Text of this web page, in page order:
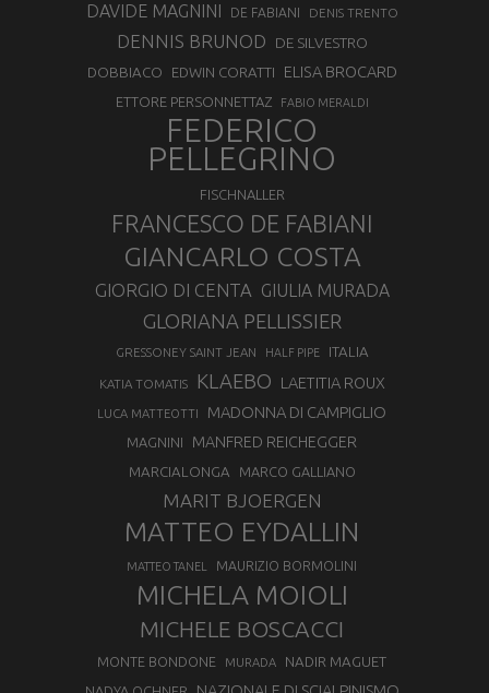
DAVIDE MAGNINI DE FABIANI DENIS TRENTO
DENNIS BRUNOD DE SILVESTRO
DOBBIACO EDWIN CORATTI ELISA BROCARD
ETTORE PERSONNETTAZ FABIO MERALDI
FEDERICO
PELLEGRINO
FISCHNALLER
FRANCESCO DE FABIANI
GIANCARLO COSTA
GIORGIO DI CENTA GIULIA MURADA
GLORIANA PELLISSIER
GRESSONEY SAINT JEAN HALF PIPE ITALIA
KATIA TOMATIS KLAEBO LAETITIA ROUX
LUCA MATTEOTTI MADONNA DI CAMPIGLIO
MAGNINI MANFRED REICHEGGER
MARCIALONGA MARCO GALLIANO
MARIT BJOERGEN
MATTEO EYDALLIN
MATTEO TANEL MAURIZIO BORMOLINI
MICHELA MOIOLI
MICHELE BOSCACCI
MONTE BONDONE MURADA NADIR MAGUET